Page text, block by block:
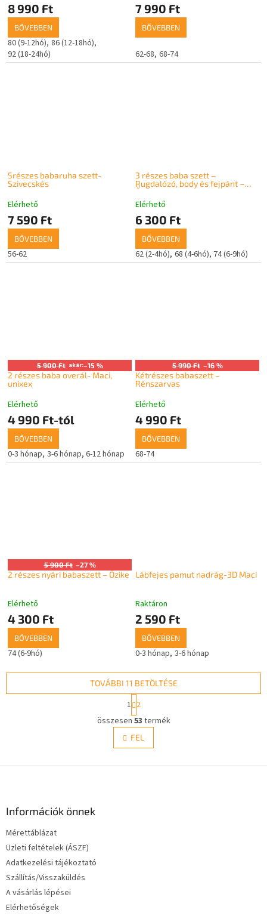
8 990 Ft
BŐVEBBEN
80 (9-12hó) 86 (12-18hó)
92 (18-24hó)
7 990 Ft
BŐVEBBEN
62-68 68-74
5részes babaruha szett-
Szivecskés
Elérhető
7 590 Ft
BŐVEBBEN
56-62
3 részes baba szett –
Rugdalózó, body és fejpánt –
Őzike
Elérhető
6 300 Ft
BŐVEBBEN
62 (2-4hó) 68 (4-6hó) 74 (6-9hó)
5 900 Ft akár:–15 %
2 részes baba overál- Maci,
unixex
Elérhető
4 990 Ft-tól
BŐVEBBEN
0-3 hónap 3-6 hónap 6-12 hónap
5 990 Ft –16 %
Kétrészes babaszett –
Rénszarvas
Elérhető
4 990 Ft
BŐVEBBEN
68-74
5 900 Ft –27 %
2 részes nyári babaszett – Őzike
Elérhető
4 300 Ft
BŐVEBBEN
74 (6-9hó)
Lábfejes pamut nadrág-3D Maci
Raktáron
2 590 Ft
BŐVEBBEN
0-3 hónap 3-6 hónap
L
i
s
t
TOVÁBBI 11 BETÖLTÉSE
a
p
o
z
á
1 2
összesen 53 termék
FEL
Információk önnek
Mérettáblázat
Üzleti feltételek (ÁSZF)
Adatkezelési tájékoztató
Szállítás/Visszaküldés
A vásárlás lépései
Elérhetőségek